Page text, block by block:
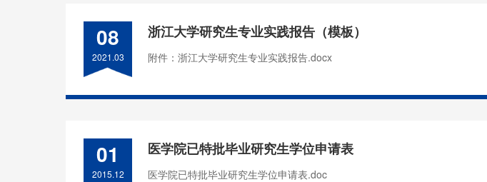
08
2021.03
浙江大学研究生专业实践报告（模板）
附件：浙江大学研究生专业实践报告.docx
01
2015.12
医学院已特批毕业研究生学位申请表
医学院已特批毕业研究生学位申请表.doc